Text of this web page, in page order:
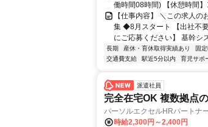
働時間08時間) 【休憩時間
【仕事内容】 ＼この求人
集 ◆8月スタート 【出社不
にご応募ください】 基幹シ
長期 産休・育休取得実績あり 固
交通費支給
駅近5分以内 育児サポ
派遣社員
完全在宅OK 複数拠点
パーソルエクセルHRパートナ
時給2,300円～2,400円